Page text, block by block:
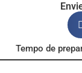
Tempo de